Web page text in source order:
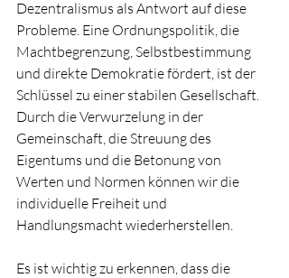
Dezentralismus als Antwort auf diese
Probleme. Eine Ordnungspolitik, die
Machtbegrenzung, Selbstbestimmung
und direkte Demokratie fördert, ist der
Schlüssel zu einer stabilen Gesellschaft.
Durch die Verwurzelung in der
Gemeinschaft, die Streuung des
Eigentums und die Betonung von
Werten und Normen können wir die
individuelle Freiheit und
Handlungsmacht wiederherstellen.
Es ist wichtig zu erkennen, dass die